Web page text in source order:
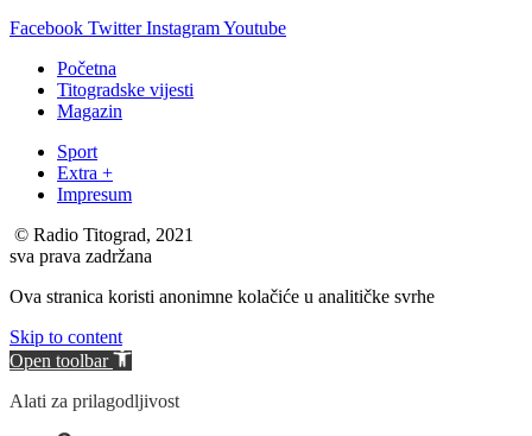
Facebook Twitter InstagramYoutube
Početna
Titogradske vijesti
Magazin
Sport
Extra +
Impresum
© Radio Titograd, 2021
sva prava zadržana
Ova stranica koristi anonimne kolačiće u analitičke svrhe
Skip to content
Open toolbar
Alati za prilagodljivost